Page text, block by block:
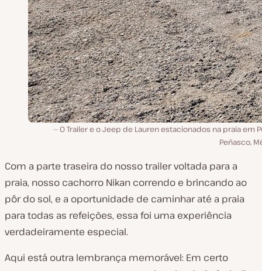
O Trailer e o Jeep de Lauren estacionados na praia em
Peñasco,
Com a parte traseira do nosso trailer voltada para a
praia, nosso cachorro Nikan correndo e brincando ao
pôr do sol, e a oportunidade de caminhar até a praia
para todas as refeições, essa foi uma experiência
verdadeiramente especial.
Aqui está outra lembrança memorável: Em certo